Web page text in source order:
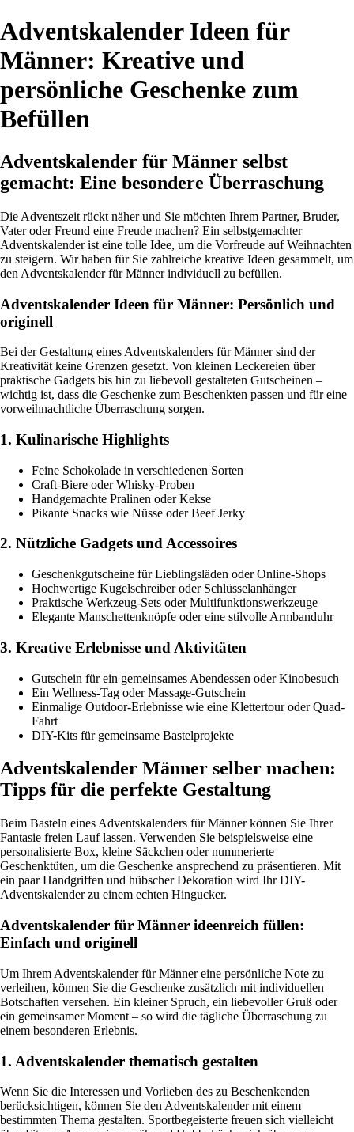
Adventskalender Ideen für
Männer: Kreative und
persönliche Geschenke zum
Befüllen
Adventskalender für Männer selbst
gemacht: Eine besondere Überraschung
Die Adventszeit rückt näher und Sie möchten Ihrem Partner, Bruder,
Vater oder Freund eine Freude machen? Ein selbstgemachter
Adventskalender ist eine tolle Idee, um die Vorfreude auf Weihnachten
zu steigern. Wir haben für Sie zahlreiche kreative Ideen gesammelt, um
den Adventskalender für Männer individuell zu befüllen.
Adventskalender Ideen für Männer: Persönlich und
originell
Bei der Gestaltung eines Adventskalenders für Männer sind der
Kreativität keine Grenzen gesetzt. Von kleinen Leckereien über
praktische Gadgets bis hin zu liebevoll gestalteten Gutscheinen –
wichtig ist, dass die Geschenke zum Beschenkten passen und für eine
vorweihnachtliche Überraschung sorgen.
1. Kulinarische Highlights
Feine Schokolade in verschiedenen Sorten
Craft-Biere oder Whisky-Proben
Handgemachte Pralinen oder Kekse
Pikante Snacks wie Nüsse oder Beef Jerky
2. Nützliche Gadgets und Accessoires
Geschenkgutscheine für Lieblingsläden oder Online-Shops
Hochwertige Kugelschreiber oder Schlüsselanhänger
Praktische Werkzeug-Sets oder Multifunktionswerkzeuge
Elegante Manschettenknöpfe oder eine stilvolle Armbanduhr
3. Kreative Erlebnisse und Aktivitäten
Gutschein für ein gemeinsames Abendessen oder Kinobesuch
Ein Wellness-Tag oder Massage-Gutschein
Einmalige Outdoor-Erlebnisse wie eine Klettertour oder Quad-
Fahrt
DIY-Kits für gemeinsame Bastelprojekte
Adventskalender Männer selber machen:
Tipps für die perfekte Gestaltung
Beim Basteln eines Adventskalenders für Männer können Sie Ihrer
Fantasie freien Lauf lassen. Verwenden Sie beispielsweise eine
personalisierte Box, kleine Säckchen oder nummerierte
Geschenktüten, um die Geschenke ansprechend zu präsentieren. Mit
ein paar Handgriffen und hübscher Dekoration wird Ihr DIY-
Adventskalender zu einem echten Hingucker.
Adventskalender für Männer ideenreich füllen:
Einfach und originell
Um Ihrem Adventskalender für Männer eine persönliche Note zu
verleihen, können Sie die Geschenke zusätzlich mit individuellen
Botschaften versehen. Ein kleiner Spruch, ein liebevoller Gruß oder
ein gemeinsamer Moment – so wird die tägliche Überraschung zu
einem besonderen Erlebnis.
1. Adventskalender thematisch gestalten
Wenn Sie die Interessen und Vorlieben des zu Beschenkenden
berücksichtigen, können Sie den Adventskalender mit einem
bestimmten Thema gestalten. Sportbegeisterte freuen sich vielleicht